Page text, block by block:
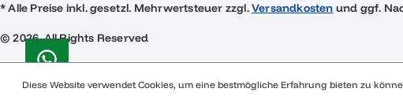
* Alle Preise inkl. gesetzl. Mehrwertsteuer zzgl.Versandkosten und ggf.
© 2026, All Rights Reserved
Diese Website verwendet Cookies, um eine bestmögliche Erfahrung bieten zu